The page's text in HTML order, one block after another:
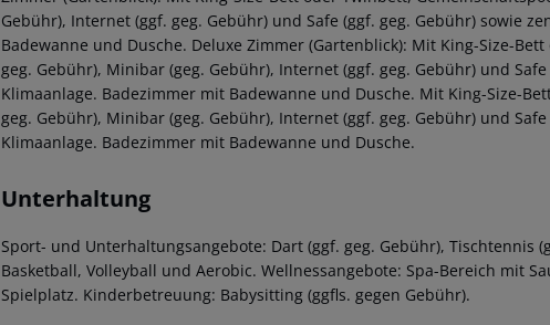
Gebühr), Internet (ggf. geg. Gebühr) und Safe (ggf. geg. Gebühr) sowie
Badewanne und Dusche. Deluxe Zimmer (Gartenblick): Mit King-Size-
geg. Gebühr), Minibar (geg. Gebühr), Internet (ggf. geg. Gebühr) und
Klimaanlage. Badezimmer mit Badewanne und Dusche. Mit King-Size-
geg. Gebühr), Minibar (geg. Gebühr), Internet (ggf. geg. Gebühr) und
Klimaanlage. Badezimmer mit Badewanne und Dusche.
Unterhaltung
Sport- und Unterhaltungsangebote: Dart (ggf. geg. Gebühr), Tischtennis
Basketball, Volleyball und Aerobic. Wellnessangebote: Spa-Bereich mit
Spielplatz. Kinderbetreuung: Babysitting (ggfls. gegen Gebühr).